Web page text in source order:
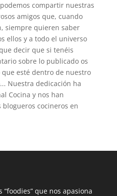
compartir nuestras
amigos que, cuando
siempre quieren saber
ellos y a todo el universo
decir que si tenéis
sobre lo publicado os
esté dentro de nuestro
Nuestra dedicación ha
Cocina y nos han
cocineros en
“foodies” que nos apasiona